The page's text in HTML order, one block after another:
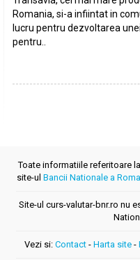
Romania, si-a infiintat in
lucru pentru dezvoltarea
pentru..
Toate informatiile referitoare
site-ul Bancii Nationale a
Site-ul curs-valutar-bnr.ro nu
Vezi si: Contact - Harta site -